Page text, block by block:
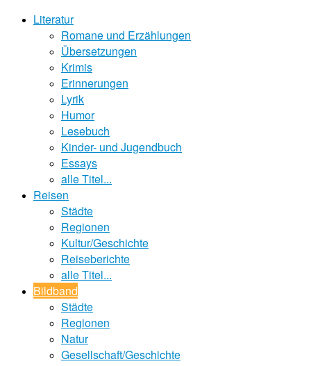
Literatur
Romane und Erzählungen
Übersetzungen
Krimis
Erinnerungen
Lyrik
Humor
Lesebuch
Kinder- und Jugendbuch
Essays
alle Titel...
Reisen
Städte
Regionen
Kultur/Geschichte
Reiseberichte
alle Titel...
Bildband
Städte
Regionen
Natur
Gesellschaft/Geschichte